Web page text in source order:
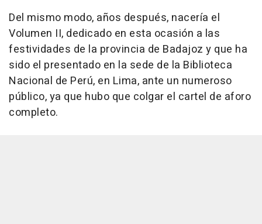
Del mismo modo, años después, nacería el
Volumen II, dedicado en esta ocasión a las
festividades de la provincia de Badajoz y que ha
sido el presentado en la sede de la Biblioteca
Nacional de Perú, en Lima, ante un numeroso
público, ya que hubo que colgar el cartel de aforo
completo.